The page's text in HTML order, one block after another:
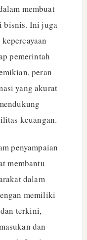
membuat
bisnis. Ini juga
pemerintah
peran
yang akurat
keuangan.
penyampaian
membantu
dalam
memiliki
terkini,
dan